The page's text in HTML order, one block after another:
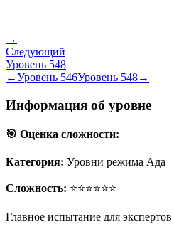
→
Следующий
Уровень 548
←Уровень 546Уровень 548→
Информация об уровне
🎯 Оценка сложности:
Категория: Уровни режима Ада
Сложность: ⭐⭐⭐⭐⭐⭐
Главное испытание для экспертов